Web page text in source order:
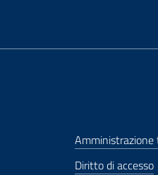
Diritto di accesso